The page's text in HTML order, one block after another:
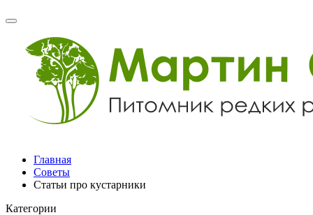
Главная
Советы
Статьи про кустарники
Категории